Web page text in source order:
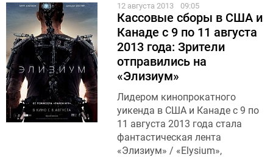
12 августа 2013 09:05
Кассовые сборы в США и
Канаде c 9 по 11 августа
2013 года: Зрители
отправились на
«Элизиум»
Лидером кинопрокатного
уикенда в США и Канаде с 9 по
11 августа 2013 года стала
фантастическая лента
«Элизиум» / «Elysium»,